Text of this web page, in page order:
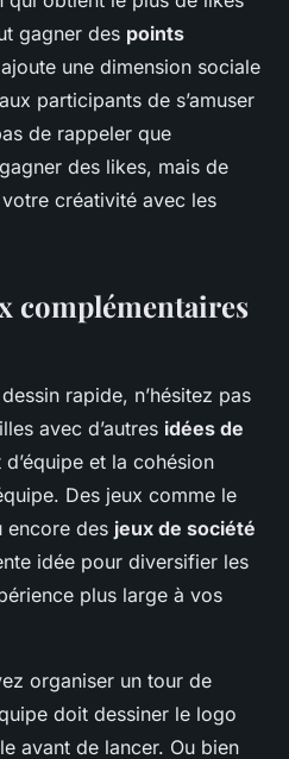
gagner des points
une dimension sociale
participants de s’amuser
de rappeler que
des likes, mais de
créativité avec les
complémentaires
rapide, n’hésitez pas
avec d’autres idées de
et la cohésion
Des jeux comme le
encore des jeux de société
idée pour diversifier les
plus large à vos
organiser un tour de
doit dessiner le logo
avant de lancer. Ou bien